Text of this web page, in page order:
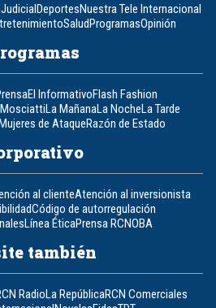
JudicialDeportesNuestra Tele Internacional
SaludProgramasOpinión
El InformativoFlash Fashion
La MañanaLa NocheLa Tarde
de AtaqueRazón de Estado
al clienteAtención al inversionista
Código de autorregulación
Línea ÉticaPrensa RCNOBA
también
RadioLa RepúblicaRCN Comerciales